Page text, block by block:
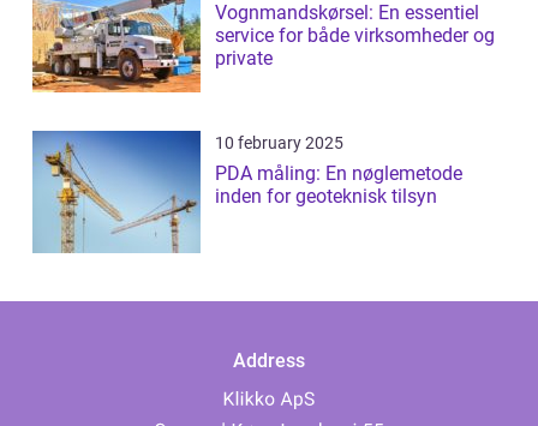
Vognmandskørsel: En essentiel
service for både virksomheder og
private
10 february 2025
PDA måling: En nøglemetode
inden for geoteknisk tilsyn
Address